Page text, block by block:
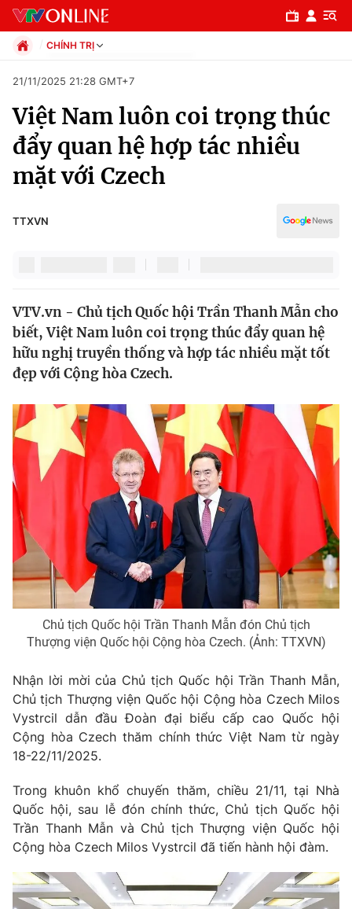
Chuyên mục
Chính trị
Thế giới
Tin tức
Thế giới đó đây
Câu chuyện quốc tế
Kinh tế
Tài chính
Thị trường
Góc doanh nghiệp
Dữ liệu và đời sống
Truyền hình
Phim VTV
Hậu trường
Nhân vật
Khán giả
Giải sao mai
Giải trí
Điện ảnh
Âm nhạc
Đời sống
Du lịch
Làm đẹp
Giáo dục
Tuyển sinh
Học trực tuyến
Hitech Công nghệ tương lai
Sản phẩm
Thị trường
Tư vấn
Giao lưu trực tuyến
Lịch phát sóng
Chuyên mục khác
Emagazine Podcast
Photo Infographic
CHÍNH TRỊ
Xã hội
Pháp luật
Thể thao
Truyền hình
21/11/2025 21:28 GMT+7
Việt Nam luôn coi trọng thúc
đẩy quan hệ hợp tác nhiều
mặt với Czech
TTXVN
VTV.vn - Chủ tịch Quốc hội Trần Thanh Mẫn cho
biết, Việt Nam luôn coi trọng thúc đẩy quan hệ
hữu nghị truyền thống và hợp tác nhiều mặt tốt
đẹp với Cộng hòa Czech.
Chủ tịch Quốc hội Trần Thanh Mẫn đón Chủ tịch
Thượng viện Quốc hội Cộng hòa Czech. (Ảnh: TTXVN)
Nhận lời mời của Chủ tịch Quốc hội Trần Thanh Mẫn,
Chủ tịch Thượng viện Quốc hội Cộng hòa CzechMilos
Vystrcil dẫn đầu Đoàn đại biểu cấp cao Quốc hội
Cộng hòa Czech thăm chính thức Việt Nam từ ngày
18-22/11/2025.
Trong khuôn khổ chuyến thăm, chiều 21/11, tại Nhà
Quốc hội, sau lễ đón chính thức, Chủ tịch Quốc hội
Trần Thanh Mẫn và Chủ tịch Thượng viện Quốc hội
Cộng hòa Czech Milos Vystrcil đã tiến hành hội đàm.